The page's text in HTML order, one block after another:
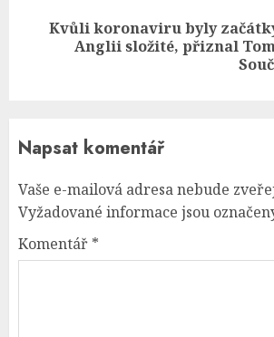
Next
Kvůli koronaviru byly
Anglii složité, přiznal
Napsat komentář
Vaše e-mailová adresa nebude
Vyžadované informace jsou
Komentář *